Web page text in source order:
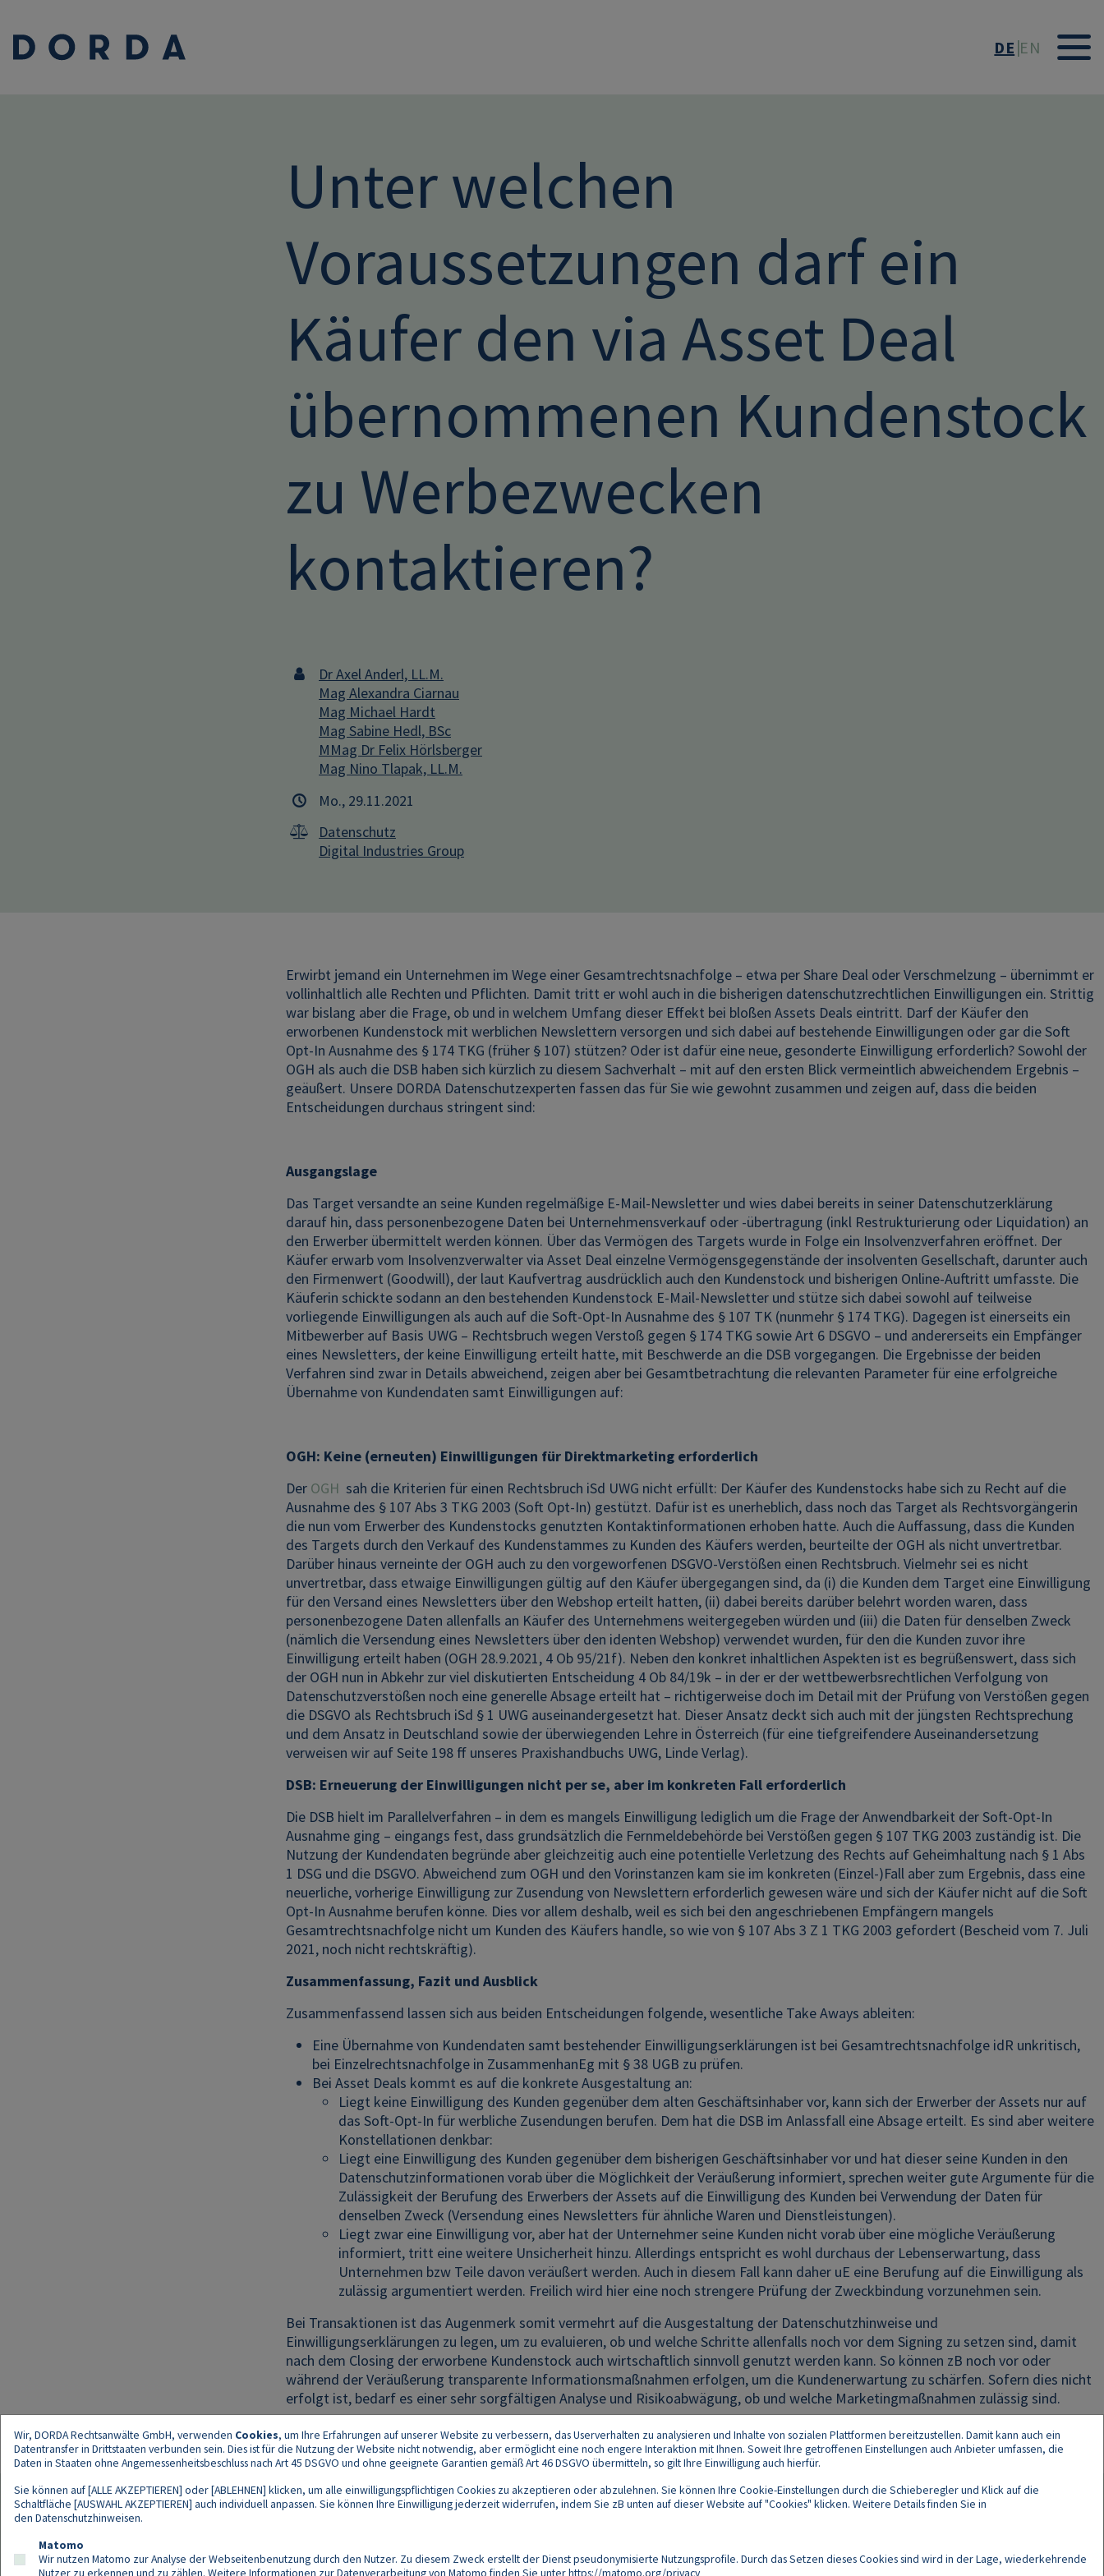
DE EN
Unter welchen
Voraussetzungen darf ein
Käufer den via Asset Deal
übernommenen Kundenstock
zu Werbezwecken
kontaktieren?
Dr Axel Anderl, LL.M.
Mag Alexandra Ciarnau
Mag Michael Hardt
Mag Sabine Hedl, BSc
MMag Dr Felix Hörlsberger
Mag Nino Tlapak, LL.M.
Mo., 29.11.2021
Datenschutz
Digital Industries Group
Erwirbt jemand ein Unternehmen im Wege einer Gesamtrechtsnachfolge – etwa per Share Deal oder Verschmelzung – übernimmt er
vollinhaltlich alle Rechten und Pflichten. Damit tritt er wohl auch in die bisherigen datenschutzrechtlichen Einwilligungen ein. Strittig
war bislang aber die Frage, ob und in welchem Umfang dieser Effekt bei bloßen Assets Deals eintritt. Darf der Käufer den
erworbenen Kundenstock mit werblichen Newslettern versorgen und sich dabei auf bestehende Einwilligungen oder gar die Soft
Opt-In Ausnahme des § 174 TKG (früher § 107) stützen? Oder ist dafür eine neue, gesonderte Einwilligung erforderlich? Sowohl der
OGH als auch die DSB haben sich kürzlich zu diesem Sachverhalt – mit auf den ersten Blick vermeintlich abweichendem Ergebnis –
geäußert. Unsere DORDA Datenschutzexperten fassen das für Sie wie gewohnt zusammen und zeigen auf, dass die beiden
Entscheidungen durchaus stringent sind:
Ausgangslage
Das Target versandte an seine Kunden regelmäßige E-Mail-Newsletter und wies dabei bereits in seiner Datenschutzerklärung
darauf hin, dass personenbezogene Daten bei Unternehmensverkauf oder -übertragung (inkl Restrukturierung oder Liquidation) an
den Erwerber übermittelt werden können. Über das Vermögen des Targets wurde in Folge ein Insolvenzverfahren eröffnet. Der
Käufer erwarb vom Insolvenzverwalter via Asset Deal einzelne Vermögensgegenstände der insolventen Gesellschaft, darunter auch
den Firmenwert (Goodwill), der laut Kaufvertrag ausdrücklich auch den Kundenstock und bisherigen Online-Auftritt umfasste. Die
Käuferin schickte sodann an den bestehenden Kundenstock E-Mail-Newsletter und stütze sich dabei sowohl auf teilweise
vorliegende Einwilligungen als auch auf die Soft-Opt-In Ausnahme des § 107 TK (nunmehr § 174 TKG). Dagegen ist einerseits ein
Mitbewerber auf Basis UWG – Rechtsbruch wegen Verstoß gegen § 174 TKG sowie Art 6 DSGVO – und andererseits ein Empfänger
eines Newsletters, der keine Einwilligung erteilt hatte, mit Beschwerde an die DSB vorgegangen. Die Ergebnisse der beiden
Verfahren sind zwar in Details abweichend, zeigen aber bei Gesamtbetrachtung die relevanten Parameter für eine erfolgreiche
Übernahme von Kundendaten samt Einwilligungen auf:
OGH: Keine (erneuten) Einwilligungen für Direktmarketing erforderlich
Der OGH sah die Kriterien für einen Rechtsbruch iSd UWG nicht erfüllt: Der Käufer des Kundenstocks habe sich zu Recht auf die
Ausnahme des § 107 Abs 3 TKG 2003 (Soft Opt-In) gestützt. Dafür ist es unerheblich, dass noch das Target als Rechtsvorgängerin
die nun vom Erwerber des Kundenstocks genutzten Kontaktinformationen erhoben hatte. Auch die Auffassung, dass die Kunden
des Targets durch den Verkauf des Kundenstammes zu Kunden des Käufers werden, beurteilte der OGH als nicht unvertretbar.
Darüber hinaus verneinte der OGH auch zu den vorgeworfenen DSGVO-Verstößen einen Rechtsbruch. Vielmehr sei es nicht
unvertretbar, dass etwaige Einwilligungen gültig auf den Käufer übergegangen sind, da (i) die Kunden dem Target eine Einwilligung
für den Versand eines Newsletters über den Webshop erteilt hatten, (ii) dabei bereits darüber belehrt worden waren, dass
personenbezogene Daten allenfalls an Käufer des Unternehmens weitergegeben würden und (iii) die Daten für denselben Zweck
(nämlich die Versendung eines Newsletters über den identen Webshop) verwendet wurden, für den die Kunden zuvor ihre
Einwilligung erteilt haben (OGH 28.9.2021, 4 Ob 95/21f). Neben den konkret inhaltlichen Aspekten ist es begrüßenswert, dass sich
der OGH nun in Abkehr zur viel diskutierten Entscheidung 4 Ob 84/19k – in der er der wettbewerbsrechtlichen Verfolgung von
Datenschutzverstößen noch eine generelle Absage erteilt hat – richtigerweise doch im Detail mit der Prüfung von Verstößen gegen
die DSGVO als Rechtsbruch iSd § 1 UWG auseinandergesetzt hat. Dieser Ansatz deckt sich auch mit der jüngsten Rechtsprechung
und dem Ansatz in Deutschland sowie der überwiegenden Lehre in Österreich (für eine tiefgreifendere Auseinandersetzung
verweisen wir auf Seite 198 ff unseres Praxishandbuchs UWG, Linde Verlag).
DSB: Erneuerung der Einwilligungen nicht per se, aber im konkreten Fall erforderlich
Die DSB hielt im Parallelverfahren – in dem es mangels Einwilligung lediglich um die Frage der Anwendbarkeit der Soft-Opt-In
Ausnahme ging – eingangs fest, dass grundsätzlich die Fernmeldebehörde bei Verstößen gegen § 107 TKG 2003 zuständig ist. Die
Nutzung der Kundendaten begründe aber gleichzeitig auch eine potentielle Verletzung des Rechts auf Geheimhaltung nach § 1 Abs
1 DSG und die DSGVO. Abweichend zum OGH und den Vorinstanzen kam sie im konkreten (Einzel-)Fall aber zum Ergebnis, dass eine
neuerliche, vorherige Einwilligung zur Zusendung von Newslettern erforderlich gewesen wäre und sich der Käufer nicht auf die Soft
Opt-In Ausnahme berufen könne. Dies vor allem deshalb, weil es sich bei den angeschriebenen Empfängern mangels
Gesamtrechtsnachfolge nicht um Kunden des Käufers handle, so wie von § 107 Abs 3 Z 1 TKG 2003 gefordert (Bescheid vom 7. Juli
2021, noch nicht rechtskräftig).
Zusammenfassung, Fazit und Ausblick
Zusammenfassend lassen sich aus beiden Entscheidungen folgende, wesentliche Take Aways ableiten:
Eine Übernahme von Kundendaten samt bestehender Einwilligungserklärungen ist bei Gesamtrechtsnachfolge idR unkritisch,
bei Einzelrechtsnachfolge in ZusammenhanEg mit § 38 UGB zu prüfen.
Bei Asset Deals kommt es auf die konkrete Ausgestaltung an:
Liegt keine Einwilligung des Kunden gegenüber dem alten Geschäftsinhaber vor, kann sich der Erwerber der Assets nur auf
das Soft-Opt-In für werbliche Zusendungen berufen. Dem hat die DSB im Anlassfall eine Absage erteilt. Es sind aber weitere
Konstellationen denkbar:
Liegt eine Einwilligung des Kunden gegenüber dem bisherigen Geschäftsinhaber vor und hat dieser seine Kunden in den
Datenschutzinformationen vorab über die Möglichkeit der Veräußerung informiert, sprechen weiter gute Argumente für die
Zulässigkeit der Berufung des Erwerbers der Assets auf die Einwilligung des Kunden bei Verwendung der Daten für
denselben Zweck (Versendung eines Newsletters für ähnliche Waren und Dienstleistungen).
Liegt zwar eine Einwilligung vor, aber hat der Unternehmer seine Kunden nicht vorab über eine mögliche Veräußerung
informiert, tritt eine weitere Unsicherheit hinzu. Allerdings entspricht es wohl durchaus der Lebenserwartung, dass
Unternehmen bzw Teile davon veräußert werden. Auch in diesem Fall kann daher uE eine Berufung auf die Einwilligung als
zulässig argumentiert werden. Freilich wird hier eine noch strengere Prüfung der Zweckbindung vorzunehmen sein.
Bei Transaktionen ist das Augenmerk somit vermehrt auf die Ausgestaltung der Datenschutzhinweise und
Einwilligungserklärungen zu legen, um zu evaluieren, ob und welche Schritte allenfalls noch vor dem Signing zu setzen sind, damit
nach dem Closing der erworbene Kundenstock auch wirtschaftlich sinnvoll genutzt werden kann. So können zB noch vor oder
während der Veräußerung transparente Informationsmaßnahmen erfolgen, um die Kundenerwartung zu schärfen. Sofern dies nicht
erfolgt ist, bedarf es einer sehr sorgfältigen Analyse und Risikoabwägung, ob und welche Marketingmaßnahmen zulässig sind.
Footer
Wir, DORDA Rechtsanwälte GmbH, verwenden Cookies, um Ihre Erfahrungen auf unserer Website zu verbessern, das Userverhalten zu analysieren und Inhalte von sozialen Plattformen bereitzustellen. Damit kann auch ein
Datentransfer in Drittstaaten verbunden sein. Dies ist für die Nutzung der Website nicht notwendig, aber ermöglicht eine noch engere Interaktion mit Ihnen. Soweit Ihre getroffenen Einstellungen auch Anbieter umfassen, die
Daten in Staaten ohne Angemessenheitsbeschluss nach Art 45 DSGVO und ohne geeignete Garantien gemäß Art 46 DSGVO übermitteln, so gilt Ihre Einwilligung auch hierfür.
Sie können auf [ALLE AKZEPTIEREN] oder [ABLEHNEN] klicken, um alle einwilligungspflichtigen Cookies zu akzeptieren oder abzulehnen. Sie können Ihre Cookie-Einstellungen durch die Schieberegler und Klick auf die
Schaltfläche [AUSWAHL AKZEPTIEREN] auch individuell anpassen. Sie können Ihre Einwilligung jederzeit widerrufen, indem Sie zB unten auf dieser Website auf "Cookies" klicken. Weitere Details finden Sie in
den Datenschutzhinweisen.
Matomo
Wir nutzen Matomo zur Analyse der Webseitenbenutzung durch den Nutzer. Zu diesem Zweck erstellt der Dienst pseudonymisierte Nutzungsprofile. Durch das Setzen dieses Cookies sind wird in der Lage, wiederkehrende
Nutzer zu erkennen und zu zählen. Weitere Informationen zur Datenverarbeitung von Matomo finden Sie unterhttps://matomo.org/privacy